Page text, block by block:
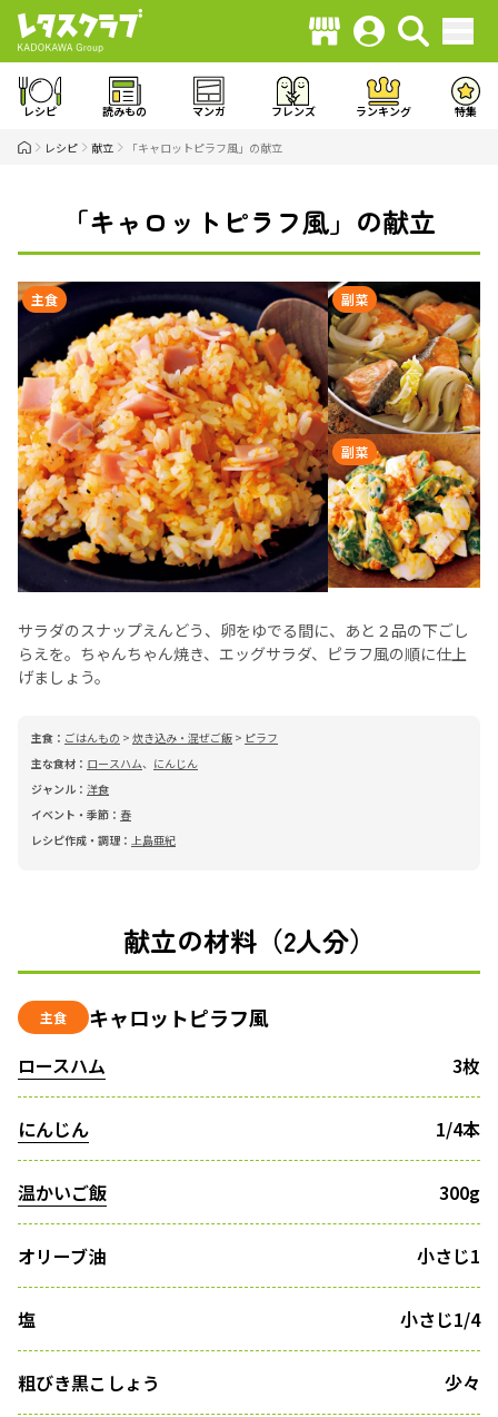
レシピ 読みもの マンガ フレンズ ランキング 特集
レシピ 献立 「キャロットピラフ風」の献立
「キャロットピラフ風」の献立
主食 副菜
副菜
サラダのスナップえんどう、卵をゆでる間に、あと２品の下ごし
らえを。ちゃんちゃん焼き、エッグサラダ、ピラフ風の順に仕上
げましょう。
主食： ごはんもの > 炊き込み・混ぜご飯 > ピラフ
主な食材： ロースハム、 にんじん
ジャンル： 洋食
イベント・季節： 春
レシピ作成・調理： 上島亜紀
献立の材料（2人分）
主食 キャロットピラフ風
ロースハム 3枚
にんじん 1/4本
温かいご飯 300g
オリーブ油 小さじ1
塩 小さじ1/4
粗びき黒こしょう 少々